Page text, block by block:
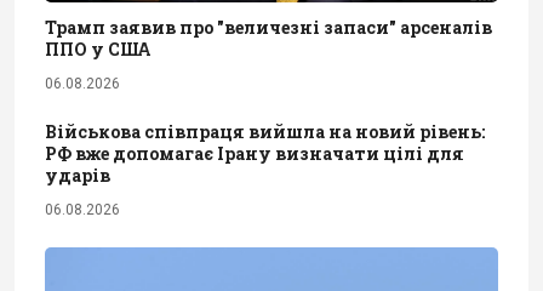
Трамп заявив про "величезні запаси" арсеналів
ППО у США
06.08.2026
Військова співпраця вийшла на новий рівень:
РФ вже допомагає Ірану визначати цілі для
ударів
06.08.2026